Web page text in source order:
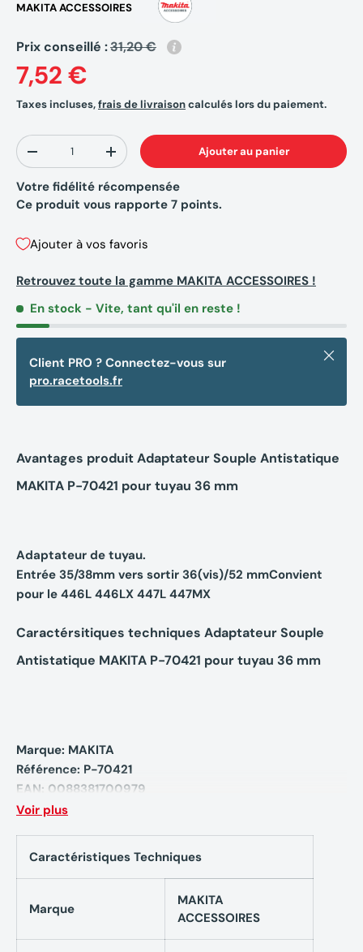
MAKITA ACCESSOIRES
Prix conseillé :31,20 €
7,52 €
Taxes incluses,frais de livraisoncalculés lors du paiement.
Qté
-
+ Ajouter au panier
Votre fidélité récompensée
Ce produit vous rapporte 7 points.
Ajouter à vos favoris
Retrouvez toute la gamme MAKITA ACCESSOIRES !
En stock - Vite, tant qu'il en reste !
Client PRO ? Connectez-vous sur
pro.racetools.fr
Fermer
Avantages produit Adaptateur Souple Antistatique
MAKITA P-70421 pour tuyau 36 mm
Adaptateur de tuyau.
Entrée 35/38mm vers sortir 36(vis)/52 mmConvient
pour le 446L 446LX 447L 447MX
Caractérsitiques techniques Adaptateur Souple
Antistatique MAKITA P-70421 pour tuyau 36 mm
Marque: MAKITA
Référence: P-70421
EAN: 0088381700979
Voir plus
Caractéristiques Techniques
Marque
MAKITA
ACCESSOIRES